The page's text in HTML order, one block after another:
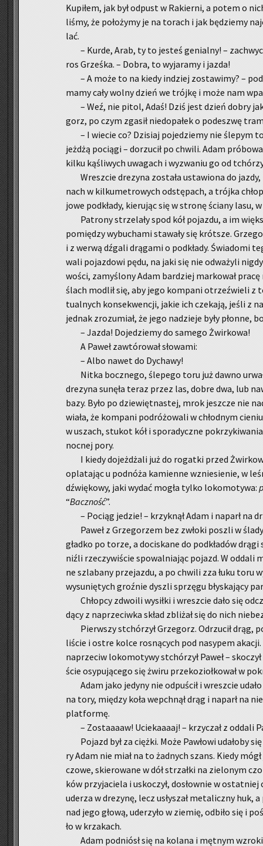
Ku­pi­łem, jak był od­pust w Ra­kier­ni, a potem o
li­śmy, że po­ło­ży­my je na to­rach i jak bę­dzie­my
lać.
– Kurde, Arab, ty to je­steś ge­nial­ny! –
ro­s Grześ­ka. – Dobra, to wy­ja­ra­my i jazda!
– A może to na kiedy in­dziej zo­sta­wi­my? –
mamy cały wolny dzień we trój­kę i może nam
– Weź, nie pitol, Adaś! Dziś jest dzień dobry
gorz, po czym zga­sił nie­do­pa­łek o po­de­szwę
– I wie­cie co? Dzi­siaj po­je­dzie­my nie
jeż­dżą po­cią­gi – do­rzu­cił po chwi­li. Adam
kilku ką­śli­wych uwa­gach i wy­zwa­niu go od
Wresz­cie dre­zy­na zo­sta­ła usta­wio­na do
nach w kil­ku­me­tro­wych od­stę­pach, a trój­ka
jo­we pod­kła­dy, kie­ru­jąc się w stro­nę ścia­ny lasu,
Pa­tro­ny strze­la­ły spod kół po­jaz­du, a im
po­mię­dzy wy­bu­cha­mi sta­wa­ły się krót­sze.
i z werwą dźga­li drą­ga­mi o pod­kła­dy. Świa­do­mi
wa­li po­jaz­do­wi pędu, na jaki się nie od­wa­ży­li
wo­ści, za­my­ślo­ny Adam bar­dziej mar­ko­wał
ślach mo­dlił się, aby jego kom­pa­ni otrzeź­wie­li
tu­al­nych kon­se­kwen­cji, jakie ich cze­ka­ją, jeśli z
jed­nak zro­zu­miał, że jego na­dzie­je były płon­ne,
– Jazda! Do­je­dzie­my do sa­me­go Żwir­ko­wa!
A Paweł za­wtó­ro­wał sło­wa­mi:
– Albo nawet do Dy­cha­wy!
Nitka bocz­ne­go, śle­pe­go toru już dawno
dre­zy­na su­nę­ła teraz przez las, dobre dwa, lub
bazy. Było po dzie­więt­na­stej, mrok jesz­cze nie
wia­ła, że kom­pa­ni po­dró­żo­wa­li w chłod­nym
w uszach, stu­kot kół i spo­ra­dycz­ne
noc­nej pory.
I kiedy do­jeż­dża­li już do ro­gat­ki przed
opla­ta­jąc u pod­nó­ża ka­mien­ne wznie­sie­nie, w
dźwię­ko­wy, jaki wydać mogła tylko lo­ko­mo­ty­wa:
“Bacz­ność”.
– Po­ciąg je­dzie! – krzyk­nął Adam i na­parł na
Paweł z Grze­go­rzem bez zwło­ki po­szli w
gład­ko po torze, a do­ci­ska­ne do pod­kła­dów drągi
niźli rze­czy­wi­ście spo­wal­nia­jąc po­jazd. W od­da­li
ne szla­ba­ny prze­jaz­du, a po chwi­li zza łuku toru
wy­su­nię­tych groź­nie dy­sz­li sprzę­gu bły­ska­ją­cy
Chłop­cy zdwo­ili wy­si­łki i wresz­cie dało się
dą­cy z na­prze­ciw­ka skład zbli­żał się do nich
Pierw­szy stchó­rzył Grze­gorz. Od­rzu­cił drąg,
li­ście i ostre kolce ro­sną­cych pod na­sy­pem
na­prze­ciw lo­ko­mo­ty­wy stchó­rzył Paweł –
ście osy­pu­ją­ce­go się żwiru prze­ko­zioł­ko­wał w
Adam jako je­dy­ny nie od­pu­ścił i wresz­cie
na tory, mię­dzy koła we­pchnął drąg i na­parł na
plat­for­mę.
– Zo­staaaaw! Ucie­kaaaaj! – krzy­czał z od­da­li
Po­jazd był za cięż­ki. Może Paw­ło­wi
ry Adam nie miał na to żad­nych szans. Kiedy
czo­we, skie­ro­wa­ne w dół strzał­ki na zie­lo­nym
ków przy­ja­cie­la i usko­czył, do­słow­nie w
ude­rza w dre­zy­nę, lecz usły­szał me­ta­licz­ny huk,
nad jego głową, ude­rzy­ło w zie­mię, od­bi­ło się i
ło w krza­kach.
Adam pod­niósł się na ko­la­na i męt­nym